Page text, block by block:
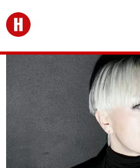
Перейти на главную